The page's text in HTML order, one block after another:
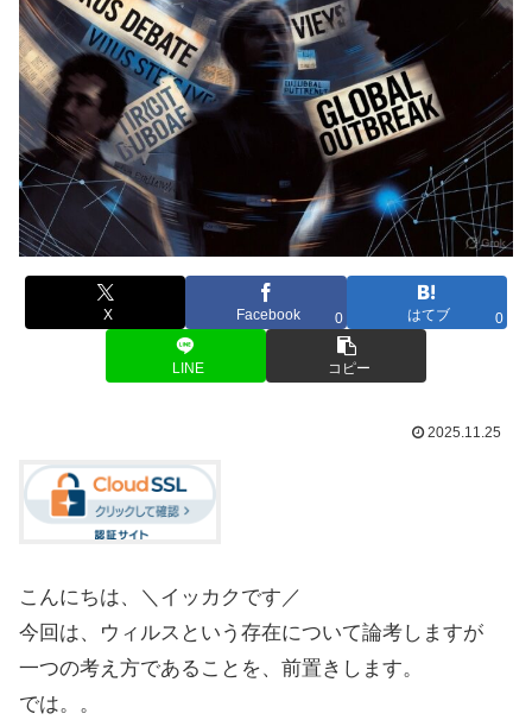
X Facebook 0 はてブ 0
LINE コピー
2025.11.25
こんにちは、＼イッカクです／
今回は、ウィルスという存在について論考しますが
一つの考え方であることを、前置きします。
では。。